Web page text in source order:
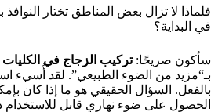
فلماذا لا تزال بعض المناطق تختار
في البداية؟
سأكون صريحًا:تركيب الزجاج في الكليات
بـ“مزيد من الضوء الطبيعي”. لقد أُسيء
بالفعل. السؤال الحقيقي هو ما إذا كان
الحصول على ضوء نهاري قابل